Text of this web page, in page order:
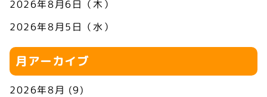
2026年8月6日（木）
2026年8月5日（水）
月アーカイブ
2026年8月 (9)